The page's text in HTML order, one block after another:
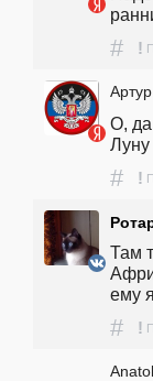
# !
О,
Луну
# !
Там
ему
# !